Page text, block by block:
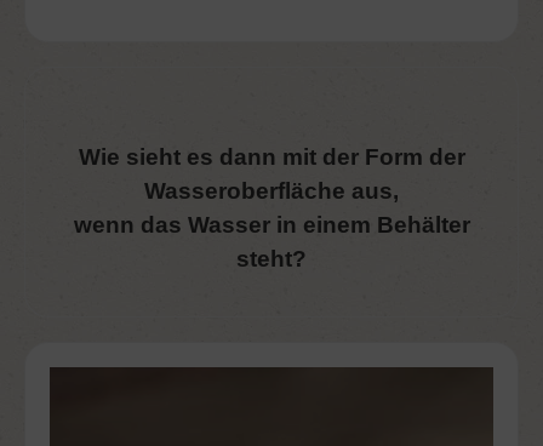
Wie sieht es dann mit der Form der
Wasseroberfläche aus,
wenn das Wasser in einem Behälter
steht?